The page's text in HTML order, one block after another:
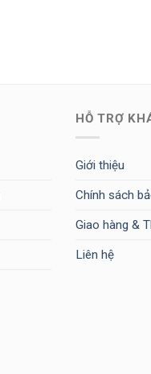
HỖ TRỢ
Giới thiệu
Chính sách
Giao hàng &
Liên hệ